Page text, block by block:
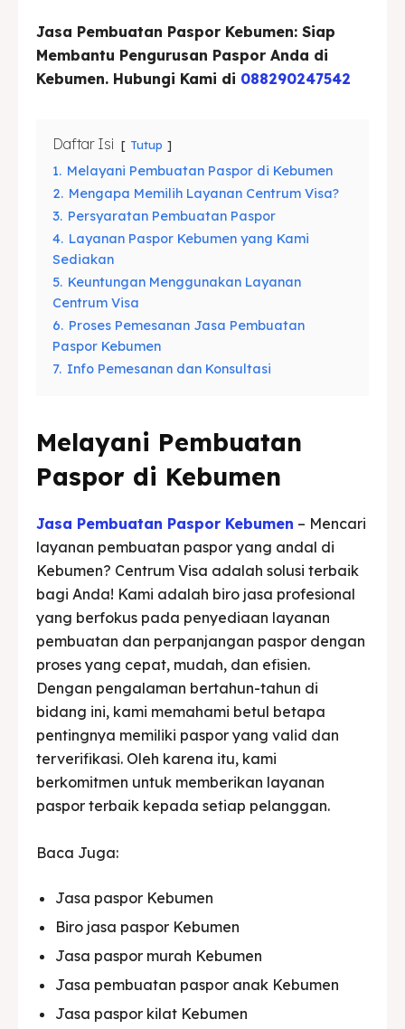
Asuransi
Blog
Asuransi
Blog
Jasa Pembuatan Paspor Kebumen: Siap
Membantu Pengurusan Paspor Anda di
Kebumen. Hubungi Kami di 088290247542
Daftar Isi Tutup
1. Melayani Pembuatan Paspor di Kebumen
2. Mengapa Memilih Layanan Centrum Visa?
3. Persyaratan Pembuatan Paspor
4. Layanan Paspor Kebumen yang Kami
Sediakan
5. Keuntungan Menggunakan Layanan
Centrum Visa
6. Proses Pemesanan Jasa Pembuatan
Paspor Kebumen
7. Info Pemesanan dan Konsultasi
Melayani Pembuatan
Paspor di Kebumen
Jasa Pembuatan Paspor Kebumen – Mencari
layanan pembuatan paspor yang andal di
Kebumen? Centrum Visa adalah solusi terbaik
bagi Anda! Kami adalah biro jasa profesional
yang berfokus pada penyediaan layanan
pembuatan dan perpanjangan paspor dengan
proses yang cepat, mudah, dan efisien.
Dengan pengalaman bertahun-tahun di
bidang ini, kami memahami betul betapa
pentingnya memiliki paspor yang valid dan
terverifikasi. Oleh karena itu, kami
berkomitmen untuk memberikan layanan
paspor terbaik kepada setiap pelanggan.
Baca Juga:
Jasa paspor Kebumen
Biro jasa paspor Kebumen
Jasa paspor murah Kebumen
Jasa pembuatan paspor anak Kebumen
Jasa paspor kilat Kebumen